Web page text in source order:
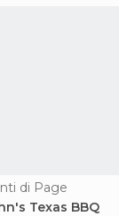
di Page
Texas BBQ